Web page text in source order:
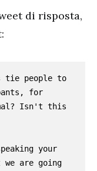
di risposta,
tie people to
for
Isn't this
your
we are going